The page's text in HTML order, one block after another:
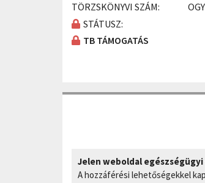
TÖRZSKÖNYVI SZÁM:
STÁTUSZ:
TB TÁMOGATÁS
Jelen weboldal
A hozzáférési lehetőségekkel